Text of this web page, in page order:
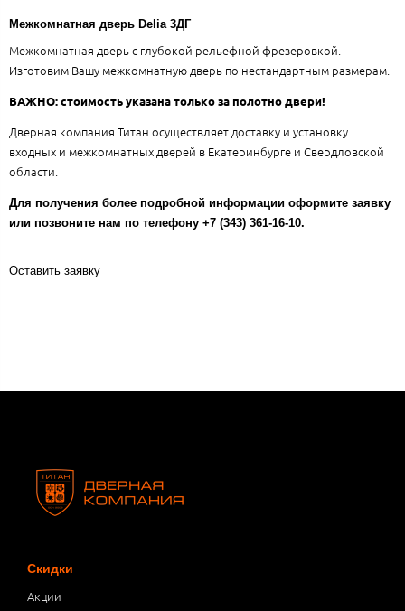
Межкомнатная дверь Delia 3ДГ
Межкомнатная дверь с глубокой рельефной фрезеровкой.
Изготовим Вашу межкомнатную дверь по нестандартным размерам.
ВАЖНО: стоимость указана только за полотно двери!
Дверная компания Титан осуществляет доставку и установку
входных и межкомнатных дверей в Екатеринбурге и Свердловской
области.
Для получения более подробной информации оформите заявку
или позвоните нам по телефону +7 (343) 361-16-10.
Оставить заявку
Скидки
Акции